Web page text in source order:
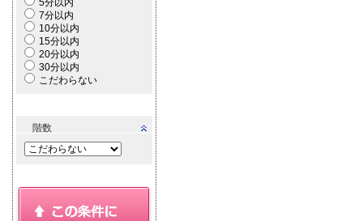
5分以内
7分以内
10分以内
15分以内
20分以内
30分以内
こだわらない
階数